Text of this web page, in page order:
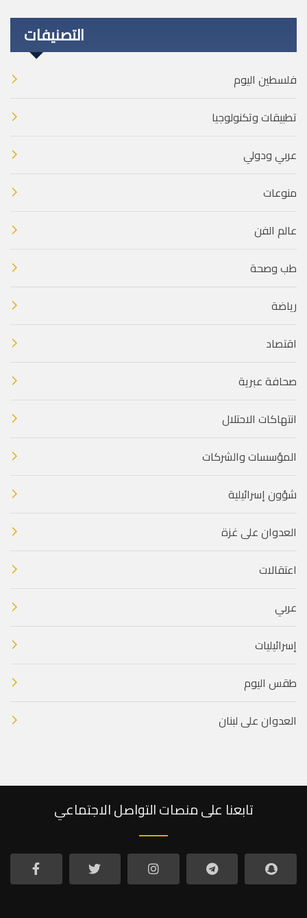
التصنيفات
فلسطين اليوم
تطبيقات وتكنولوجيا
عربي ودولي
منوعات
عالم الفن
طب وصحة
رياضة
اقتصاد
صحافة عبرية
انتهاكات الاحتلال
المؤسسات والشركات
شؤون إسرائيلية
العدوان على غزة
اعتقالات
عربي
إسرائيليات
طقس اليوم
العدوان على لبنان
تابعنا على منصات التواصل الاجتماعي